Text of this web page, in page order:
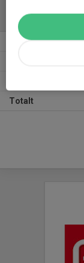
ALLA SERIER
Säsongen 25/26
Totalt